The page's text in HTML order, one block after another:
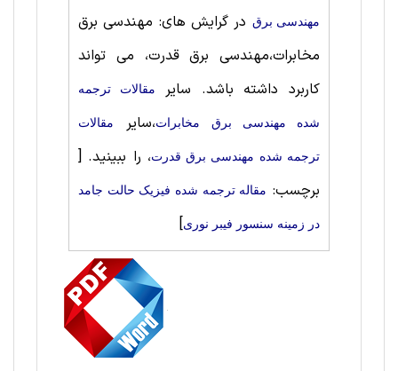
مهندسی برق در گرایش های: مهندسی برق
مخابرات،مهندسی برق قدرت، می تواند
کاربرد داشته باشد. سایر
مقالات ترجمه
شده مهندسی برق مخابرات،سایر مقالات
ترجمه شده مهندسی برق قدرت، را ببینید. [
برچسب: مقاله ترجمه شده فیزیک حالت‌ جامد
در زمینه سنسور فیبر نوری]